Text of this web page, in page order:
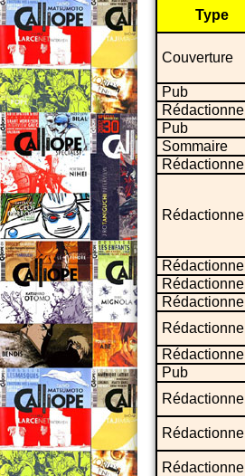
Type
Couverture
Pub
Rédactionnel
Pub
Sommaire
Rédactionnel
Rédactionnel
Rédactionnel
Rédactionnel
Rédactionnel
Rédactionnel
Rédactionnel
Pub
Rédactionnel
Rédactionnel
Rédactionnel